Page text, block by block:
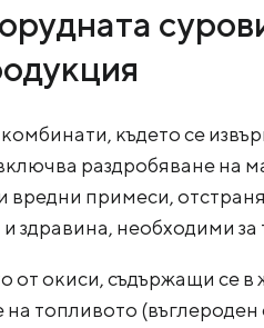
където се
раздробяване на
вредни примеси,
необходими за
окиси, съдържащи се в
топливото